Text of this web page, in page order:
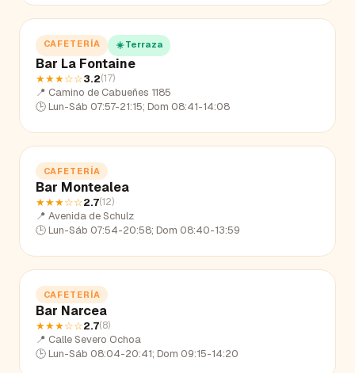
CAFETERÍA ☀️ Terraza
Bar La Fontaine
★★★☆☆3.2(17)
📍 Camino de Cabueñes 1185
🕒 Lun-Sáb 07:57-21:15; Dom 08:41-14:08
CAFETERÍA
Bar Montealea
★★★☆☆2.7(12)
📍 Avenida de Schulz
🕒 Lun-Sáb 07:54-20:58; Dom 08:40-13:59
CAFETERÍA
Bar Narcea
★★★☆☆2.7(8)
📍 Calle Severo Ochoa
🕒 Lun-Sáb 08:04-20:41; Dom 09:15-14:20